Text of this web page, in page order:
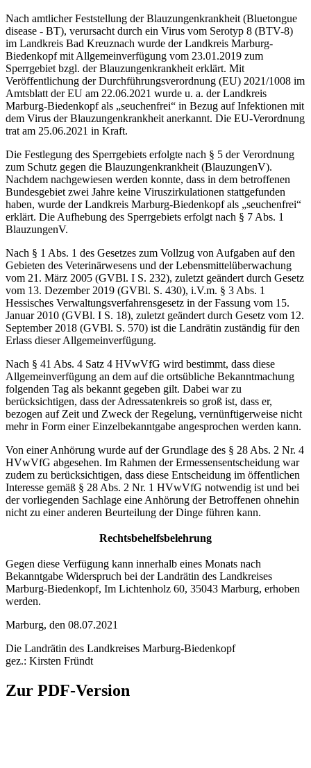
Nach amtlicher Feststellung der Blauzungenkrankheit (Bluetongue
disease - BT), verursacht durch ein Virus vom Serotyp 8 (BTV-8)
im Landkreis Bad Kreuznach wurde der Landkreis Marburg-
Biedenkopf mit Allgemeinverfügung vom 23.01.2019 zum
Sperrgebiet bzgl. der Blauzungenkrankheit erklärt. Mit
Veröffentlichung der Durchführungsverordnung (EU) 2021/1008 im
Amtsblatt der EU am 22.06.2021 wurde u. a. der Landkreis
Marburg-Biedenkopf als „seuchenfrei“ in Bezug auf Infektionen mit
dem Virus der Blauzungenkrankheit anerkannt. Die EU-Verordnung
trat am 25.06.2021 in Kraft.
Die Festlegung des Sperrgebiets erfolgte nach § 5 der Verordnung
zum Schutz gegen die Blauzungenkrankheit (BlauzungenV).
Nachdem nachgewiesen werden konnte, dass in dem betroffenen
Bundesgebiet zwei Jahre keine Viruszirkulationen stattgefunden
haben, wurde der Landkreis Marburg-Biedenkopf als „seuchenfrei“
erklärt. Die Aufhebung des Sperrgebiets erfolgt nach § 7 Abs. 1
BlauzungenV.
Nach § 1 Abs. 1 des Gesetzes zum Vollzug von Aufgaben auf den
Gebieten des Veterinärwesens und der Lebensmittelüberwachung
vom 21. März 2005 (GVBl. I S. 232), zuletzt geändert durch Gesetz
vom 13. Dezember 2019 (GVBl. S. 430), i.V.m. § 3 Abs. 1
Hessisches Verwaltungsverfahrensgesetz in der Fassung vom 15.
Januar 2010 (GVBl. I S. 18), zuletzt geändert durch Gesetz vom 12.
September 2018 (GVBl. S. 570) ist die Landrätin zuständig für den
Erlass dieser Allgemeinverfügung.
Nach § 41 Abs. 4 Satz 4 HVwVfG wird bestimmt, dass diese
Allgemeinverfügung an dem auf die ortsübliche Bekanntmachung
folgenden Tag als bekannt gegeben gilt. Dabei war zu
berücksichtigen, dass der Adressatenkreis so groß ist, dass er,
bezogen auf Zeit und Zweck der Regelung, vernünftigerweise nicht
mehr in Form einer Einzelbekanntgabe angesprochen werden kann.
Von einer Anhörung wurde auf der Grundlage des § 28 Abs. 2 Nr. 4
HVwVfG abgesehen. Im Rahmen der Ermessensentscheidung war
zudem zu berücksichtigen, dass diese Entscheidung im öffentlichen
Interesse gemäß § 28 Abs. 2 Nr. 1 HVwVfG notwendig ist und bei
der vorliegenden Sachlage eine Anhörung der Betroffenen ohnehin
nicht zu einer anderen Beurteilung der Dinge führen kann.
Rechtsbehelfsbelehrung
Gegen diese Verfügung kann innerhalb eines Monats nach
Bekanntgabe Widerspruch bei der Landrätin des Landkreises
Marburg-Biedenkopf, Im Lichtenholz 60, 35043 Marburg, erhoben
werden.
Marburg, den 08.07.2021
Die Landrätin des Landkreises Marburg-Biedenkopf
gez.: Kirsten Fründt
Zur PDF-Version